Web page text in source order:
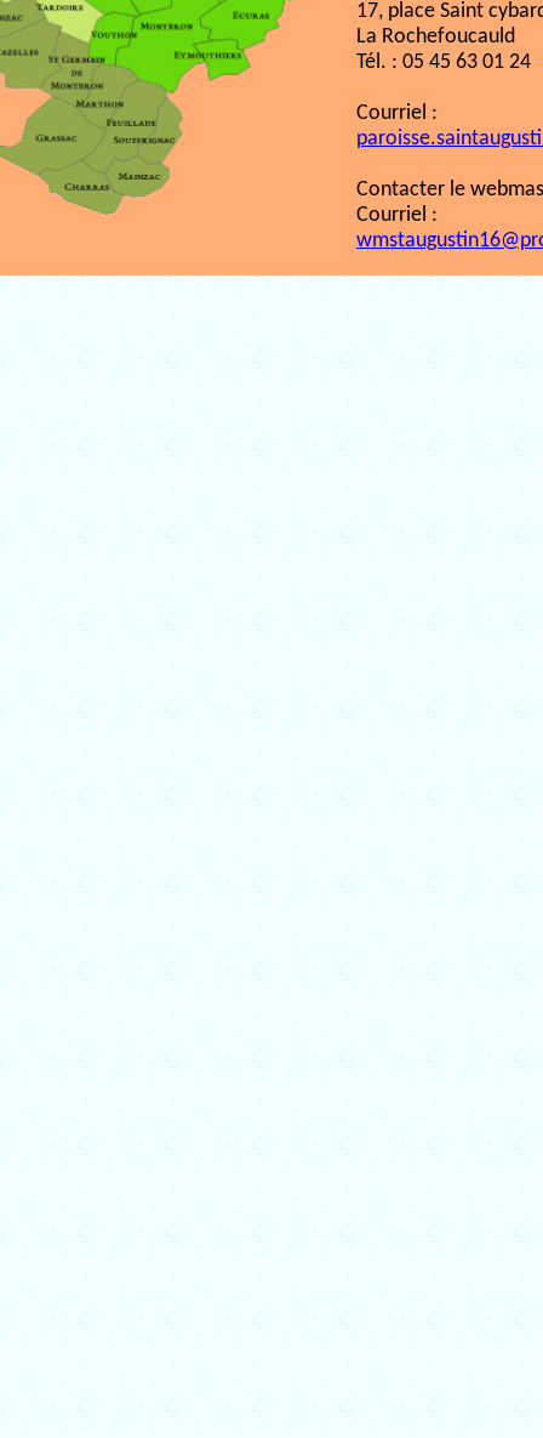
17, place Saint
La Rochefoucauld
Tél. : 05 45 63 01 24
Courriel :
Contacter le
Courriel :